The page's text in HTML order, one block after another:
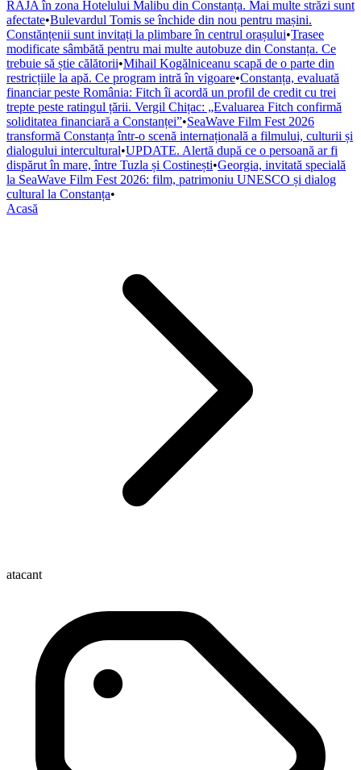
RAJA în zona Hotelului Malibu din Constanța. Mai multe străzi sunt
afectate•Bulevardul Tomis se închide din nou pentru mașini.
Constănțenii sunt invitați la plimbare în centrul orașului•Trasee
modificate sâmbătă pentru mai multe autobuze din Constanța. Ce
trebuie să știe călătorii•Mihail Kogălniceanu scapă de o parte din
restricțiile la apă. Ce program intră în vigoare•Constanța, evaluată
financiar peste România: Fitch îi acordă un profil de credit cu trei
trepte peste ratingul țării. Vergil Chițac: „Evaluarea Fitch confirmă
soliditatea financiară a Constanței”•SeaWave Film Fest 2026
transformă Constanța într-o scenă internațională a filmului, culturii și
dialogului intercultural•UPDATE. Alertă după ce o persoană ar fi
dispărut în mare, între Tuzla și Costinești•Georgia, invitată specială
la SeaWave Film Fest 2026: film, patrimoniu UNESCO și dialog
cultural la Constanța•
Acasă
atacant